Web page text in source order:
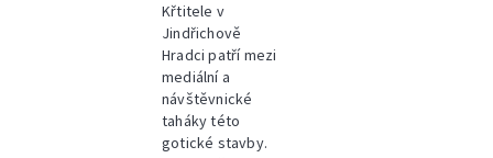
Křtitele v
Jindřichově
Hradci patří mezi
mediální a
návštěvnické
taháky této
gotické stavby.